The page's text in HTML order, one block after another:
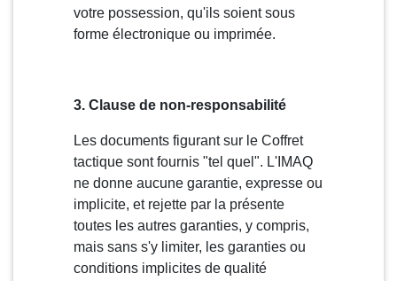
votre possession, qu'ils soient sous
forme électronique ou imprimée.
3. Clause de non-responsabilité
Les documents figurant sur le Coffret
tactique sont fournis "tel quel". L'IMAQ
ne donne aucune garantie, expresse ou
implicite, et rejette par la présente
toutes les autres garanties, y compris,
mais sans s'y limiter, les garanties ou
conditions implicites de qualité